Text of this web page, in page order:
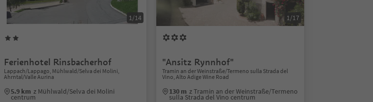
1/14
Ferienhotel Rinsbacherhof
Lappach/Lappago, Mühlwald/Selva dei Molini,
Ahrntal/Valle Aurina
5.9 km z Mühlwald/Selva dei Molini
centrum
1/17
"Ansitz Rynnhof"
Tramin an der Weinstraße/Termeno sulla Strada del
Vino, Alto Adige Wine Road
130 m z Tramin an der Weinstraße/Termeno
sulla Strada del Vino centrum